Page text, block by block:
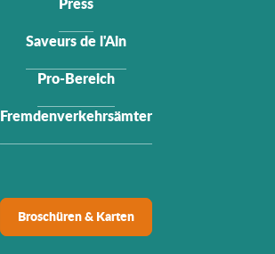
Saveurs de l'Ain
Pro-Bereich
Fremdenverkehrsämter
Broschüren & Karten